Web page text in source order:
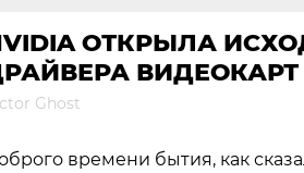
ОТКРЫЛА
ВИДЕОКАРТ
Ghost
времени бытия, как